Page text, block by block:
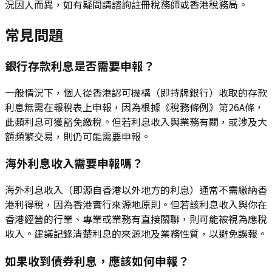
況因人而異，如有疑問請諮詢註冊稅務師或香港稅務局。
常見問題
銀行存款利息是否需要申報？
一般情況下，個人從香港認可機構（即持牌銀行）收取的存款
利息無需在報稅表上申報，因為根據《稅務條例》第26A條，
此類利息可獲豁免繳稅。但若利息收入與業務有關，或涉及大
額頻繁交易，則仍可能需要申報。
海外利息收入需要申報嗎？
海外利息收入（即源自香港以外地方的利息）通常不需繳納香
港利得稅，因為香港實行來源地原則。但若該利息收入與你在
香港經營的行業、專業或業務有直接關聯，則可能被視為應稅
收入。建議記錄清楚利息的來源地及業務性質，以避免誤報。
如果收到債券利息，應該如何申報？